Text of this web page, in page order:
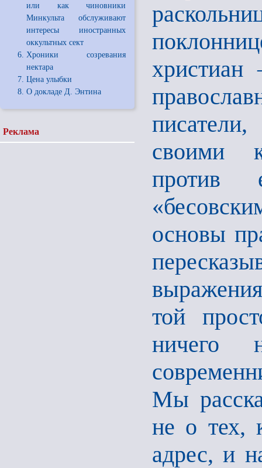
или как чиновники
Минкульта обслуживают
интересы иностранных
оккультных сект
Хроники созревания
нектара
Цена улыбки
О докладе Д. Энтина
Реклама
христиан
своими
против
основы
той
ничего
Мы
не о тех,
адрес, и